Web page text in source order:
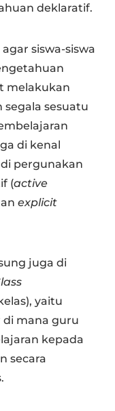
deklaratif.
siswa-siswa
melakukan
sesuatu
di kenal
pergunakan
(active
explicit
juga di
yaitu
di mana guru
kepada
secara